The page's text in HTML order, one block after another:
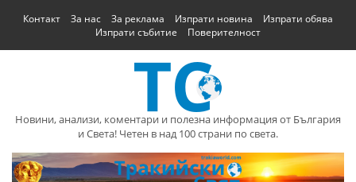
Контакт За нас За реклама Изпрати новина
Изпрати обява
Изпрати събитие
Поверителност
Новини, анализи, коментари и полезна информация от България
и Света! Четен в над 100 страни по света.